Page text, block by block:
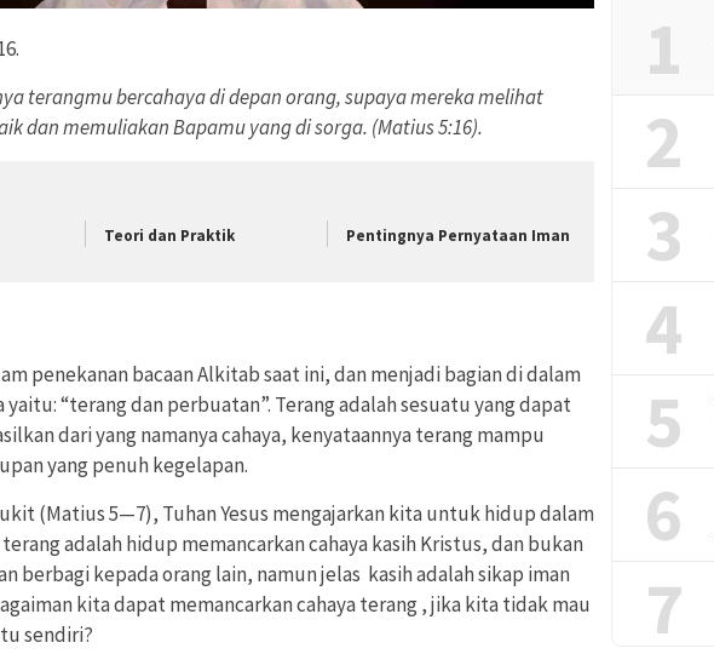
terangmu bercahaya di depan orang, supaya mereka melihat
dan memuliakan Bapamu yang di sorga. (Matius 5:16).
Teori dan Praktik Pentingnya Pernyataan Iman
penekanan bacaan Alkitab saat ini, dan menjadi bagian di dalam
“terang dan perbuatan”. Terang adalah sesuatu yang dapat
dari yang namanya cahaya, kenyataannya terang mampu
yang penuh kegelapan.
(Matius 5—7), Tuhan Yesus mengajarkan kita untuk hidup dalam
adalah hidup memancarkan cahaya kasih Kristus, dan bukan
berbagi kepada orang lain, namun jelas kasih adalah sikap iman
kita dapat memancarkan cahaya terang , jika kita tidak mau
sendiri?
1
2
3
4
5
6
7